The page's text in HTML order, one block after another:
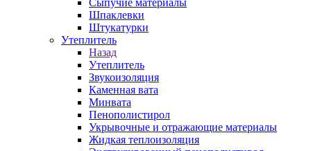
Шпаклевки
Штукатурки
Утеплитель
Назад
Утеплитель
Звукоизоляция
Каменная вата
Минвата
Пенополистирол
Укрывочные и отражающие материалы
Жидкая теплоизоляция